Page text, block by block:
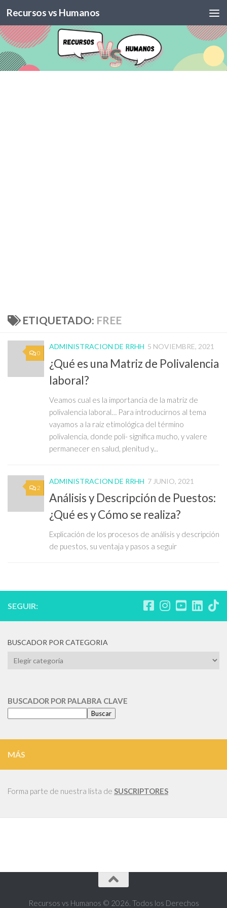
Skip to content
Recursos vs Humanos
ETIQUETADO: FREE
0
ADMINISTRACION DE RRHH 5 NOVIEMBRE, 2021
¿Qué es una Matriz de Polivalencia
laboral?
Veamos cual es la importancia de la matriz de
polivalencia laboral… Para introducirnos al tema
vayamos a la raíz etimológica del término
polivalencia, donde poli- significa mucho, y valere
permanecer en salud, plenitud y...
2
ADMINISTRACION DE RRHH 7 JUNIO, 2021
Análisis y Descripción de Puestos:
¿Qué es y Cómo se realiza?
Explicación de los procesos de análisis y descripción
de puestos, su ventaja y pasos a seguir
SEGUIR:
BUSCADOR POR CATEGORIA
BUSCADOR
BUSCADOR POR PALABRA CLAVE
Buscar
MÁS
Forma parte de nuestra lista de SUSCRIPTORES
Recursos vs Humanos © 2026. Todos los Derechos